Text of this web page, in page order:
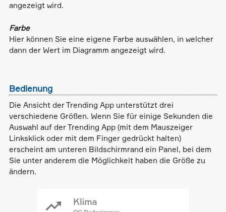
angezeigt wird.
Farbe
Hier können Sie eine eigene Farbe auswählen, in welcher
dann der Wert im Diagramm angezeigt wird.
Bedienung
Die Ansicht der Trending App unterstützt drei
verschiedene Größen. Wenn Sie für einige Sekunden die
Auswahl auf der Trending App (mit dem Mauszeiger
Linksklick oder mit dem Finger gedrückt halten)
erscheint am unteren Bildschirmrand ein Panel, bei dem
Sie unter anderem die Möglichkeit haben die Größe zu
ändern.